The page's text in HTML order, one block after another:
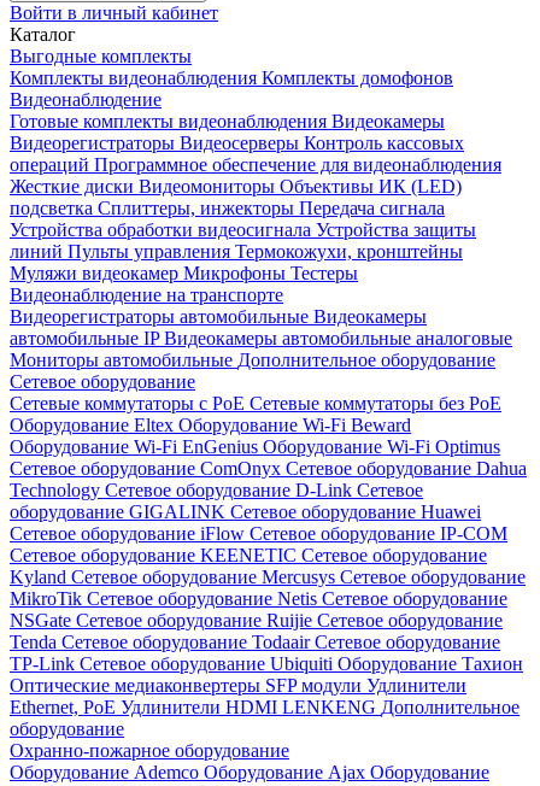
Войти в личный кабинет
Каталог
Выгодные комплекты
Комплекты видеонаблюдения Комплекты домофонов
Видеонаблюдение
Готовые комплекты видеонаблюдения Видеокамеры
Видеорегистраторы Видеосерверы Контроль кассовых
операций Программное обеспечение для видеонаблюдения
Жесткие диски Видеомониторы Объективы ИК (LED)
подсветка Сплиттеры, инжекторы Передача сигнала
Устройства обработки видеосигнала Устройства защиты
линий Пульты управления Термокожухи, кронштейны
Муляжи видеокамер Микрофоны Тестеры
Видеонаблюдение на транспорте
Видеорегистраторы автомобильные Видеокамеры
автомобильные IPВидеокамеры автомобильные аналоговые
Мониторы автомобильные Дополнительное оборудование
Сетевое оборудование
Сетевые коммутаторы с РоЕ Сетевые коммутаторы без РоЕ
Оборудование Eltex Оборудование Wi-Fi Beward
Оборудование Wi-Fi EnGenius Оборудование Wi-Fi Optimus
Сетевое оборудование ComOnyx Сетевое оборудование Dahua
Technology Сетевое оборудование D-Link Сетевое
оборудование GIGALINK Сетевое оборудование Huawei
Сетевое оборудование iFlow Сетевое оборудование IP-COM
Сетевое оборудование KEENETIC Сетевое оборудование
Kyland Сетевое оборудование Mercusys Сетевое оборудование
MikroTik Сетевое оборудование Netis Сетевое оборудование
NSGate Сетевое оборудование Ruijie Сетевое оборудование
Tenda Сетевое оборудование TodaairСетевое оборудование
TP-Link Сетевое оборудование Ubiquiti Оборудование Тахион
Оптические медиаконвертеры SFP модули Удлинители
Ethernet, PoE Удлинители HDMI LENKENG Дополнительное
оборудование
Охранно-пожарное оборудование
Оборудование Ademco Оборудование Ajax Оборудование